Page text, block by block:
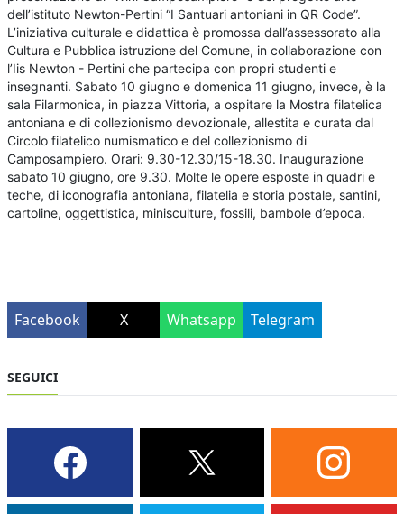
dell’istituto Newton-Pertini “I Santuari antoniani in QR Code”.
L’iniziativa culturale e didattica è promossa dall’assessorato alla
Cultura e Pubblica istruzione del Comune, in collaborazione con
l’Iis Newton - Pertini che partecipa con propri studenti e
insegnanti. Sabato 10 giugno e domenica 11 giugno, invece, è la
sala Filarmonica, in piazza Vittoria, a ospitare la Mostra filatelica
antoniana e di collezionismo devozionale, allestita e curata dal
Circolo filatelico numismatico e del collezionismo di
Camposampiero. Orari: 9.30-12.30/15-18.30. Inaugurazione
sabato 10 giugno, ore 9.30. Molte le opere esposte in quadri e
teche, di iconografia antoniana, filatelia e storia postale, santini,
cartoline, oggettistica, minisculture, fossili, bambole d’epoca.
Facebook X Whatsapp Telegram
SEGUICI